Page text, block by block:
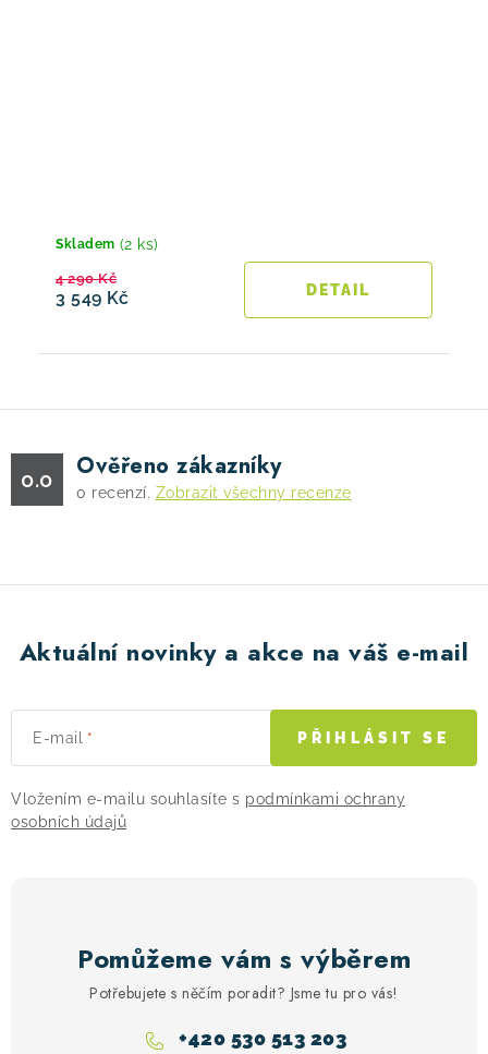
Skladem (2 ks)
3 549 Kč
4 290 Kč
0.0 Ověřeno zákazníky
0 recenzí. Zobrazit všechny recenze
Aktuální novinky a akce na váš e-mail
E-mail
Vložením e-mailu souhlasíte s podmínkami ochrany
osobních údajů
PŘIHLÁSIT SE
Pomůžeme vám s výběrem
Potřebujete s něčím poradit? Jsme tu pro vás!
+420 530 513 203